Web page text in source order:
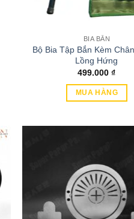
BIA BẮN
Bộ Bia Tập Bắn Kèm
Lồng Hứng
499.000₫
MUA HÀNG